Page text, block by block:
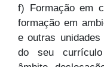
f) Formação em
formação em
e outras
do seu